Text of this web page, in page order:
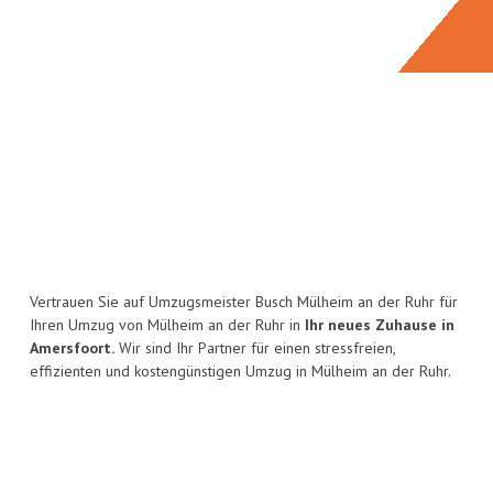
Vertrauen Sie auf Umzugsmeister Busch Mülheim an der Ruhr für
Ihren Umzug von Mülheim an der Ruhr in Ihr neues Zuhause in
Amersfoort. Wir sind Ihr Partner für einen stressfreien,
effizienten und kostengünstigen Umzug in Mülheim an der Ruhr.